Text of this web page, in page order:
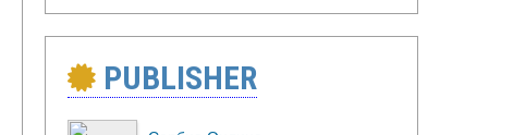
PUBLISHER